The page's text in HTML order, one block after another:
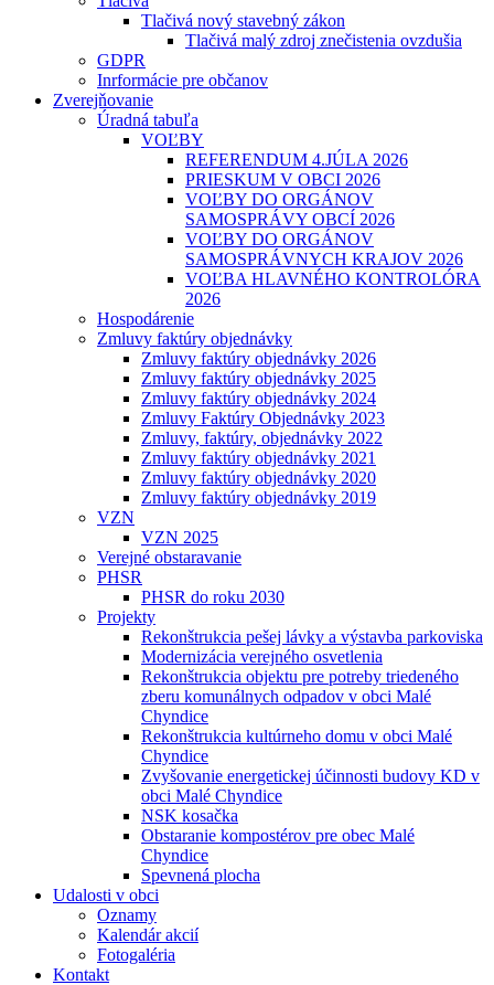
Tlačivá nový stavebný zákon
Tlačivá malý zdroj znečistenia ovzdušia
GDPR
Inrformácie pre občanov
Zverejňovanie
Úradná tabuľa
VOĽBY
REFERENDUM 4.JÚLA 2026
PRIESKUM V OBCI 2026
VOĽBY DO ORGÁNOV
SAMOSPRÁVY OBCÍ 2026
VOĽBY DO ORGÁNOV
SAMOSPRÁVNYCH KRAJOV 2026
VOĽBA HLAVNÉHO KONTROLÓRA
2026
Hospodárenie
Zmluvy faktúry objednávky
Zmluvy faktúry objednávky 2026
Zmluvy faktúry objednávky 2025
Zmluvy faktúry objednávky 2024
Zmluvy Faktúry Objednávky 2023
Zmluvy, faktúry, objednávky 2022
Zmluvy faktúry objednávky 2021
Zmluvy faktúry objednávky 2020
Zmluvy faktúry objednávky 2019
VZN
VZN 2025
Verejné obstaravanie
PHSR
PHSR do roku 2030
Projekty
Rekonštrukcia pešej lávky a výstavba parkoviska
Modernizácia verejného osvetlenia
Rekonštrukcia objektu pre potreby triedeného
zberu komunálnych odpadov v obci Malé
Chyndice
Rekonštrukcia kultúrneho domu v obci Malé
Chyndice
Zvyšovanie energetickej účinnosti budovy KD v
obci Malé Chyndice
NSK kosačka
Obstaranie kompostérov pre obec Malé
Chyndice
Spevnená plocha
Udalosti v obci
Oznamy
Kalendár akcií
Fotogaléria
Kontakt